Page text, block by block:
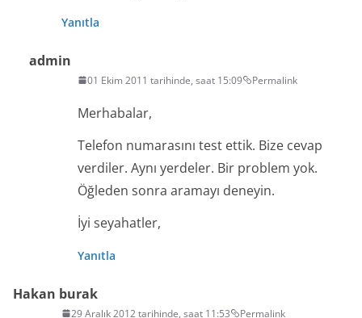
Yanıtla
admin
01 Ekim 2011 tarihinde, saat 15:09 Permalink
Merhabalar,
Telefon numarasını test ettik. Bize cevap
verdiler. Aynı yerdeler. Bir problem yok.
Öğleden sonra aramayı deneyin.
İyi seyahatler,
Yanıtla
Hakan burak
29 Aralık 2012 tarihinde, saat 11:53 Permalink